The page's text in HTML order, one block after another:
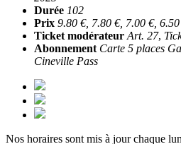
Durée 102
Prix 9.80 €, 7.80 €, 7.00 €,
Ticket modérateur Art. 27,
Abonnement Carte 5 places
Cineville Pass
Nos horaires sont mis à jour chaque